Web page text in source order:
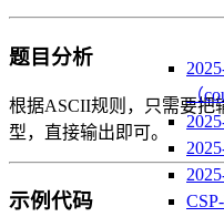
（
题目分析
根据ASCII规则，只需要把
型，直接输出即可。
示例代码